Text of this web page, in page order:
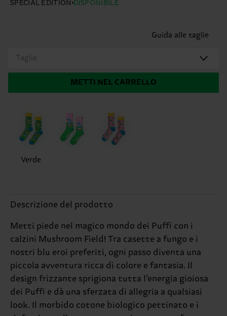
SPECIAL EDITION DISPONIBILE
Guida alle taglie
Taglia
METTI NEL CARRELLO
Verde
Descrizione del prodotto
Metti piede nel magico mondo dei Puffi con i
calzini Mushroom Field! Tra casette a fungo e i
nostri blu eroi preferiti, ogni passo diventa una
piccola avventura ricca di colore e fantasia. Il
design frizzante sprigiona tutta l’energia gioiosa
dei Puffi e dà una sferzata di allegria a qualsiasi
look. Il morbido cotone biologico pettinato e i